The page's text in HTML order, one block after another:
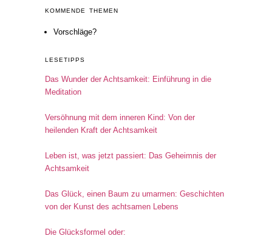
KOMMENDE THEMEN
Vorschläge?
LESETIPPS
Das Wunder der Achtsamkeit: Einführung in die
Meditation
Versöhnung mit dem inneren Kind: Von der
heilenden Kraft der Achtsamkeit
Leben ist, was jetzt passiert: Das Geheimnis der
Achtsamkeit
Das Glück, einen Baum zu umarmen: Geschichten
von der Kunst des achtsamen Lebens
Die Glücksformel oder: